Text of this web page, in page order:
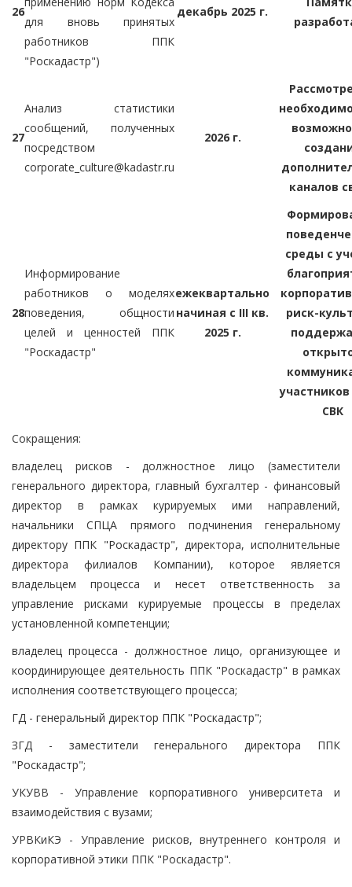
26
для вновь принятых
работников ППК
"Роскадастр")
декабрь 2025 г.
27
Анализ статистики
сообщений, полученных
посредством
corporate_culture@kadastr.ru
2026 г.
каналов
28
Информирование
работников о моделях
поведения, общности
целей и ценностей ППК
"Роскадастр"
ежеквартально
начиная с III кв.
2025 г.
среды с
риск-
СВК
Сокращения:
владелец рисков - должностное лицо (заместители
генерального директора, главный бухгалтер - финансовый
директор в рамках курируемых ими направлений,
начальники СПЦА прямого подчинения генеральному
директору ППК "Роскадастр", директора, исполнительные
директора филиалов Компании), которое является
владельцем процесса и несет ответственность за
управление рисками курируемые процессы в пределах
установленной компетенции;
владелец процесса - должностное лицо, организующее и
координирующее деятельность ППК "Роскадастр" в рамках
исполнения соответствующего процесса;
ГД - генеральный директор ППК "Роскадастр";
ЗГД - заместители генерального директора ППК
"Роскадастр";
УКУВВ - Управление корпоративного университета и
взаимодействия с вузами;
УРВКиКЭ - Управление рисков, внутреннего контроля и
корпоративной этики ППК "Роскадастр".